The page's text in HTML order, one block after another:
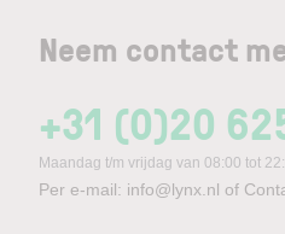
Neem contact
+31 (0)20
Maandag t/m vrijdag van 08:00 tot
Per e-mail: info@lynx.nl of